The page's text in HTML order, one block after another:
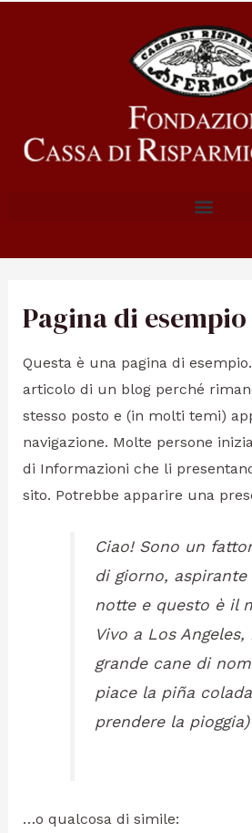
Pagina di esempio
Questa è una pagina di
articolo di un blog perché
stesso posto e (in molti temi)
navigazione. Molte persone
di Informazioni che li
sito. Potrebbe apparire una
Ciao! Sono un
di giorno,
notte e questo è il
Vivo a Los Angeles,
grande cane di
piace la piña
prendere la pioggia)
…o qualcosa di simile: